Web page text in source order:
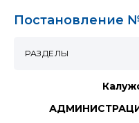
Постановление
РАЗДЕЛЫ